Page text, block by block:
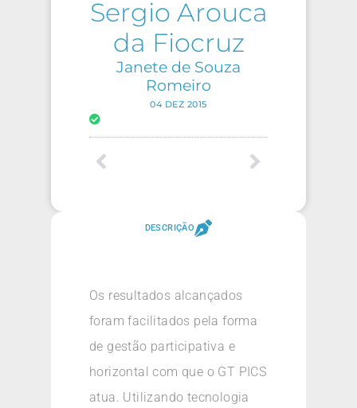
Sergio Arouca
da Fiocruz
Janete de Souza
Romeiro
04 DEZ 2015
DESCRIÇÃO
Os resultados alcançados
foram facilitados pela forma
de gestão participativa e
horizontal com que o GT PICS
atua. Utilizando tecnologia